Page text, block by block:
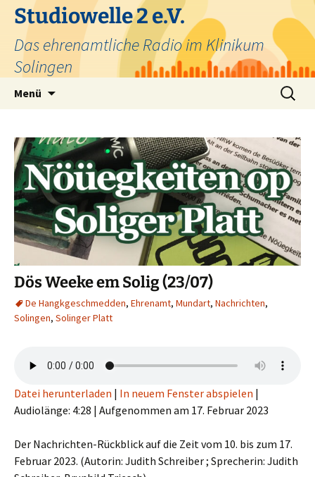
Zum
Inhalt
springen
Studiowelle 2 e.V.
Das ehrenamtliche Radio im Klinikum
Solingen
Menü
Suchen
nach:
Dös Weeke em Solig (23/07)
De Hangkgeschmedden, Ehrenamt, Mundart, Nachrichten,
Solingen, Solinger Platt
Datei herunterladen | In neuem Fenster abspielen |
Audiolänge: 4:28 | Aufgenommen am 17. Februar 2023
Der Nachrichten-Rückblick auf die Zeit vom 10. bis zum 17.
Februar 2023. (Autorin: Judith Schreiber ; Sprecherin: Judith